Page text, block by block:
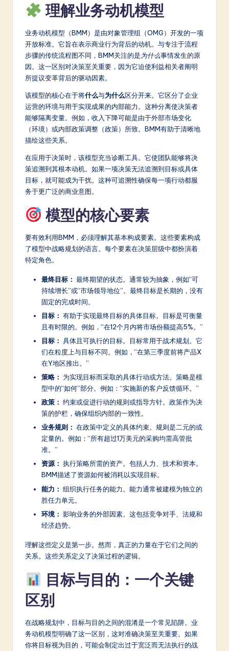
in
&
ft
w
理解业务动机模型
业务动机模型（BMM）是由对象管理组（OMG）开发的一项
开放标准。它旨在表示商业行为背后的动机。与专注于流程
步骤的传统流程图不同，BMM关注的是为什么事情发生的原
因。这一区别对决策至关重要，因为它迫使利益相关者阐明
所提议变革背后的驱动因素。
该模型的核心在于将什么与为什么区分开来。它区分了企业
运营的环境与用于实现成果的内部能力。这种分离使决策者
能够隔离变量。例如，收入下降可能是由于外部市场变化
（环境）或内部政策调整（政策）所致。BMM有助于清晰地
描绘这些关系。
在应用于决策时，该模型充当诊断工具。它使团队能够将决
策追溯到其根本动机。如果一项决策无法追溯到目标或具体
目标，就可能成为干扰。这种可追溯性确保每一项行动都服
务于更广泛的商业意图。
模型的核心要素
要有效利用BMM，必须理解其基本构成要素。这些要素构成
了模型中战略规划的语言。每个要素在决策层级中都扮演着
特定角色。
最终目标： 最终期望的状态。通常较为抽象，例如“可
持续增长”或“市场领导地位”。最终目标是长期的，没有
固定的完成时间。
目标： 有助于实现最终目标的具体目标。目标是可衡量
且有时限的。例如，“在12个月内将市场份额提高5%。”
目标： 具体且可执行的目标。目标常用于战术规划。它
们在粒度上与目标不同。例如，“在第三季度前将产品X
在Y地区推出。”
策略： 为实现目标而采取的具体行动或方法。策略是模
型中的“如何”部分。例如：“实施新的客户反馈循环。”
政策： 约束或促进行动的规则或指导方针。政策作为决
策的护栏，确保组织内部的一致性。
业务规则： 在政策中定义的具体约束。规则是二元的或
定量的。例如：“所有超过1万美元的采购均需高管批
准。”
资源： 执行策略所需的资产。包括人力、技术和资本。
BMM描述了资源如何被消耗以实现目标。
能力： 组织执行任务的能力。能力通常被建模为独立的
胜任力单元。
环境： 影响业务的外部因素。这包括竞争对手、法规和
经济趋势。
理解这些定义是第一步。然而，真正的力量在于它们之间的
关系。这些关系定义了决策过程的逻辑。
目标与目的：一个关键
区别
在战略规划中，目标与目的之间的混淆是一个常见陷阱。业
务动机模型明确了这一区别，这对准确决策至关重要。如果
你将目标视为目的，可能会制定出过于宽泛而无法执行的战